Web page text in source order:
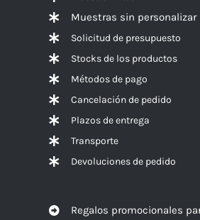
Muestras sin personalizar
Solicitud de presupuesto
Stocks de los productos
Métodos de pago
Cancelación de pedido
Plazos de entrega
Transporte
Devoluciones de pedido
Regalos promocionales